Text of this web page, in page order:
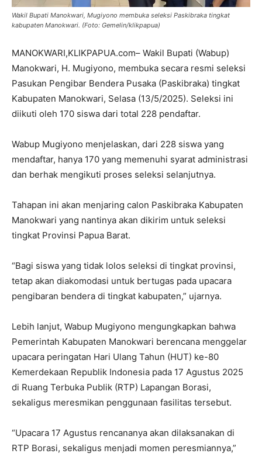
Wakil Bupati Manokwari, Mugiyono membuka seleksi Paskibraka tingkat
kabupaten Manokwari. (Foto: Gemelin/klikpapua)
MANOKWARI,KLIKPAPUA.com– Wakil Bupati (Wabup)
Manokwari, H. Mugiyono, membuka secara resmi seleksi
Pasukan Pengibar Bendera Pusaka (Paskibraka) tingkat
Kabupaten Manokwari, Selasa (13/5/2025). Seleksi ini
diikuti oleh 170 siswa dari total 228 pendaftar.
Wabup Mugiyono menjelaskan, dari 228 siswa yang
mendaftar, hanya 170 yang memenuhi syarat administrasi
dan berhak mengikuti proses seleksi selanjutnya.
Tahapan ini akan menjaring calon Paskibraka Kabupaten
Manokwari yang nantinya akan dikirim untuk seleksi
tingkat Provinsi Papua Barat.
“Bagi siswa yang tidak lolos seleksi di tingkat provinsi,
tetap akan diakomodasi untuk bertugas pada upacara
pengibaran bendera di tingkat kabupaten,” ujarnya.
Lebih lanjut, Wabup Mugiyono mengungkapkan bahwa
Pemerintah Kabupaten Manokwari berencana menggelar
upacara peringatan Hari Ulang Tahun (HUT) ke-80
Kemerdekaan Republik Indonesia pada 17 Agustus 2025
di Ruang Terbuka Publik (RTP) Lapangan Borasi,
sekaligus meresmikan penggunaan fasilitas tersebut.
“Upacara 17 Agustus rencananya akan dilaksanakan di
RTP Borasi, sekaligus menjadi momen peresmiannya,”